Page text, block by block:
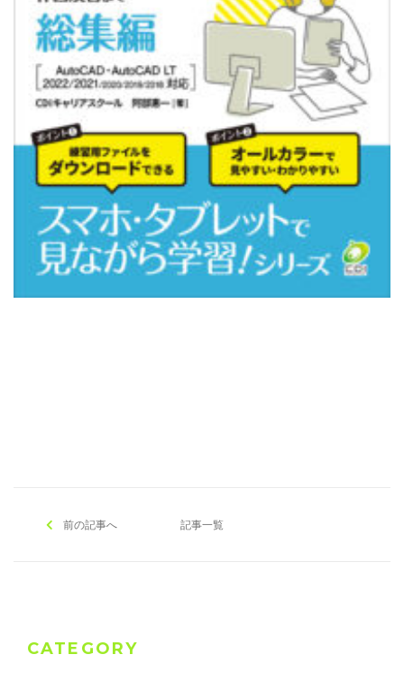
前の記事へ 記事一覧
CATEGORY